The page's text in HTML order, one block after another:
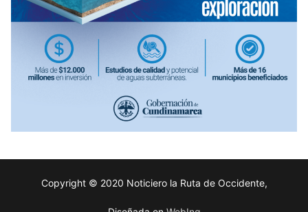
Copyright © 2020 Noticiero la Ruta de Occidente,